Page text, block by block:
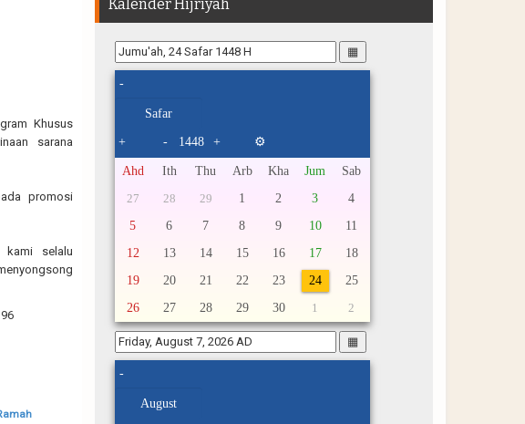
Khusus
sarana
promosi
kami selalu
Kalender Hijriyah
▦
-
+ - + ⚙
Ahd Ith Thu Arb Kha Jum Sab
27 28 29 1 2 3
4
5
6 7 8 9 10
11
12
13 14 15 16 17
18
19
20 21 22 23 24
25
26
27 28 29 30 1 2
▦
-